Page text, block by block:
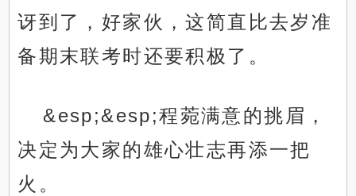
讶到了，好家伙，这简直比去岁准
备期末联考时还要积极了。
&esp;&esp;程菀满意的挑眉，
决定为大家的雄心壮志再添一把
火。